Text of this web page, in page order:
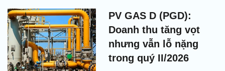
lực cạnh tranh và phát triển
bền vững trong nền kinh tế
ứng dụng AI.
PV GAS D (PGD):
Doanh thu tăng vọt
nhưng vẫn lỗ nặng
trong quý II/2026